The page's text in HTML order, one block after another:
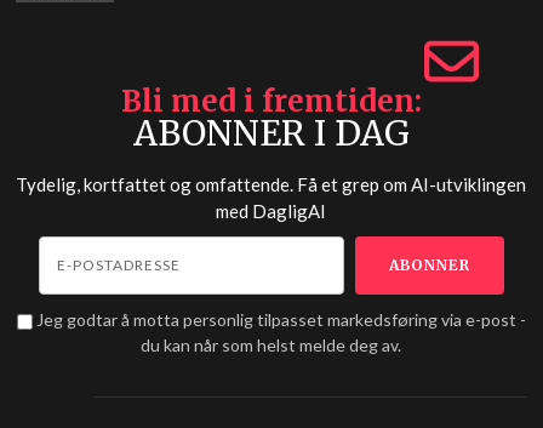
Bli med i fremtiden
ABONNER I DAG
Tydelig, kortfattet og omfattende. Få et grep om AI-utviklingen
med DagligAI
Jeg godtar å motta personlig tilpasset markedsføring via e-post -
du kan når som helst melde deg av.